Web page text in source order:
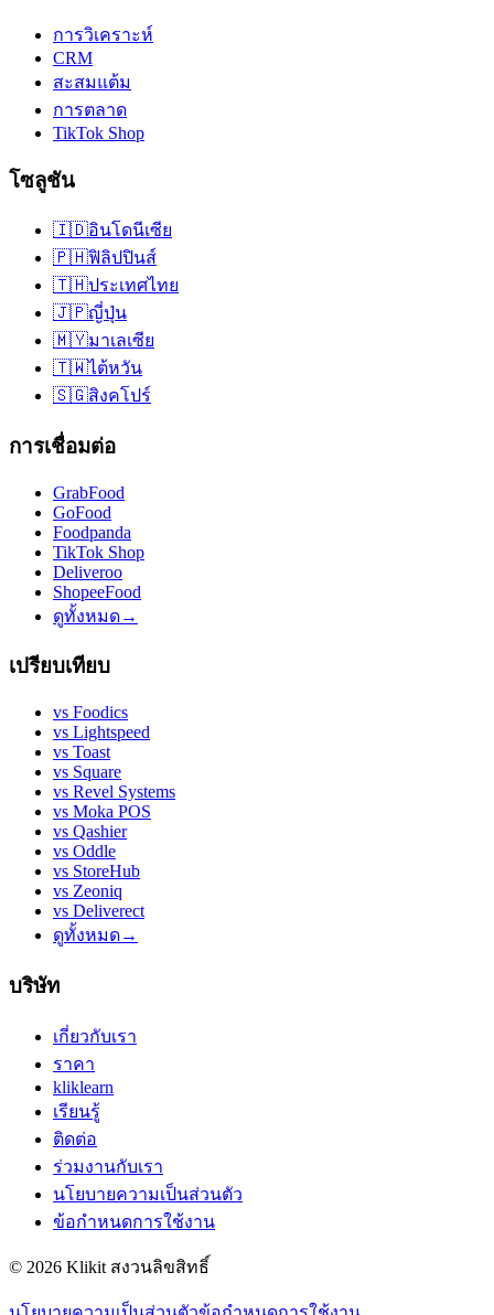
การวิเคราะห์
CRM
สะสมแต้ม
การตลาด
TikTok Shop
โซลูชัน
🇮🇩อินโดนีเซีย
🇵🇭ฟิลิปปินส์
🇹🇭ประเทศไทย
🇯🇵ญี่ปุ่น
🇲🇾มาเลเซีย
🇹🇼ไต้หวัน
🇸🇬สิงคโปร์
การเชื่อมต่อ
GrabFood
GoFood
Foodpanda
TikTok Shop
Deliveroo
ShopeeFood
ดูทั้งหมด→
เปรียบเทียบ
vs Foodics
vs Lightspeed
vs Toast
vs Square
vs Revel Systems
vs Moka POS
vs Qashier
vs Oddle
vs StoreHub
vs Zeoniq
vs Deliverect
ดูทั้งหมด→
บริษัท
เกี่ยวกับเรา
ราคา
kliklearn
เรียนรู้
ติดต่อ
ร่วมงานกับเรา
นโยบายความเป็นส่วนตัว
ข้อกำหนดการใช้งาน
© 2026 Klikit สงวนลิขสิทธิ์